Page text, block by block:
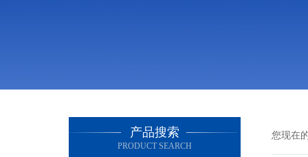
产品搜索
PRODUCT SEARCH
您现在